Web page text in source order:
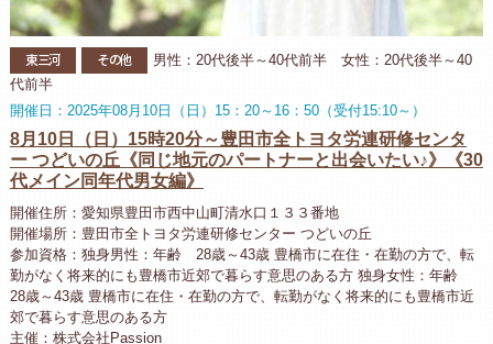
東三河 その他
男性：20代後半～40代前半 女性：20代後半～40
代前半
開催日：2025年08月10日（日）15：20～16：50（受付15:10～）
8月10日（日）15時20分～豊田市全トヨタ労連研修センタ
ー つどいの丘《同じ地元のパートナーと出会いたい♪》《30
代メイン同年代男女編》
開催住所：愛知県豊田市西中山町清水口１３３番地
開催場所：豊田市全トヨタ労連研修センター つどいの丘
参加資格：独身男性：年齢 28歳～43歳 豊橋市に在住・在勤の方で、転
勤がなく将来的にも豊橋市近郊で暮らす意思のある方 独身女性：年齢
28歳～43歳 豊橋市に在住・在勤の方で、転勤がなく将来的にも豊橋市近
郊で暮らす意思のある方
主催：株式会社Passion